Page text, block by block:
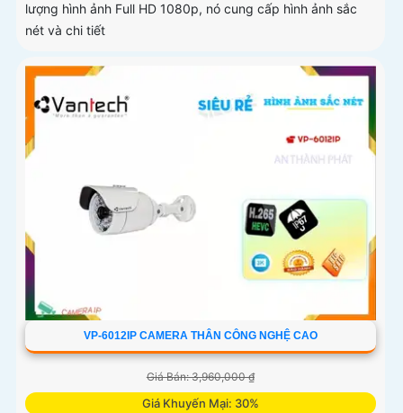
lượng hình ảnh Full HD 1080p, nó cung cấp hình ảnh sắc
nét và chi tiết
VP-6012IP CAMERA THÂN CÔNG NGHỆ CAO
Giá Bán: 3,960,000 ₫
Giá Khuyến Mại: 30%